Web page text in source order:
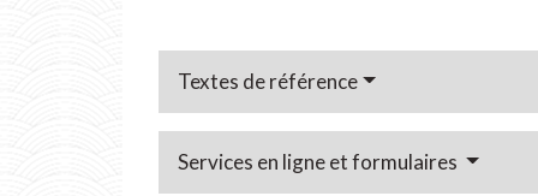
Textes de référence
Services en ligne et formulaires